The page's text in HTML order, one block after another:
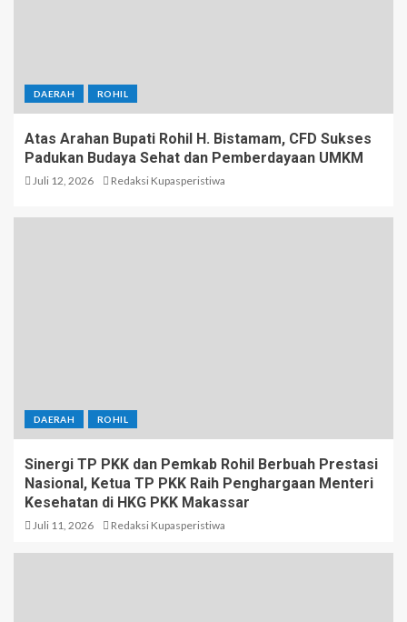
DAERAH ROHIL
Atas Arahan Bupati Rohil H. Bistamam, CFD Sukses
Padukan Budaya Sehat dan Pemberdayaan UMKM
Juli 12, 2026 Redaksi Kupasperistiwa
DAERAH ROHIL
Sinergi TP PKK dan Pemkab Rohil Berbuah Prestasi
Nasional, Ketua TP PKK Raih Penghargaan Menteri
Kesehatan di HKG PKK Makassar
Juli 11, 2026 Redaksi Kupasperistiwa